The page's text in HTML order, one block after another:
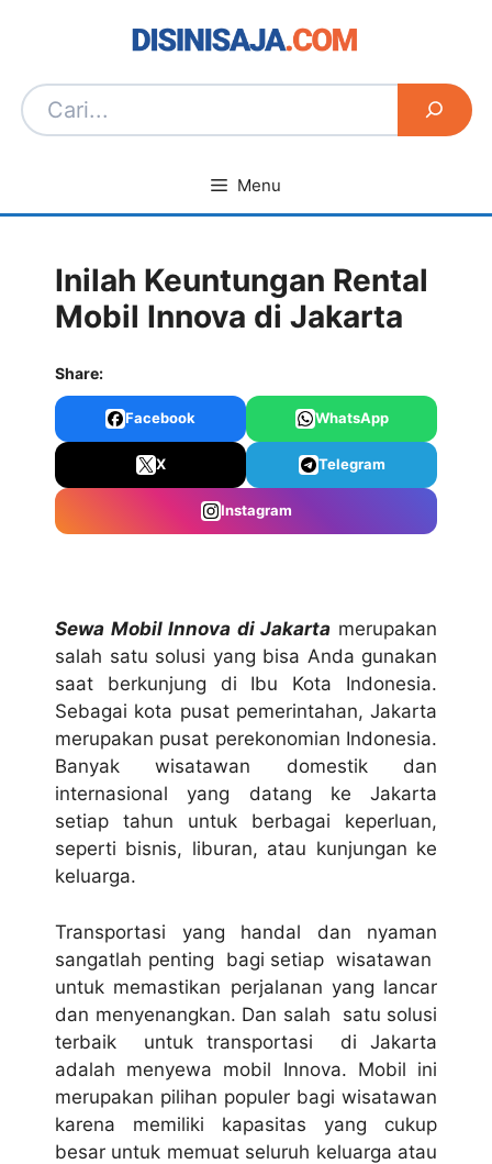
Menu
Inilah Keuntungan Rental
Mobil Innova di Jakarta
Share:
Facebook WhatsApp
X Telegram
Instagram
Sewa Mobil Innova di Jakarta merupakan
salah satu solusi yang bisa Anda gunakan
saat berkunjung di Ibu Kota Indonesia.
Sebagai kota pusat pemerintahan, Jakarta
merupakan pusat perekonomian Indonesia.
Banyak wisatawan domestik dan
internasional yang datang ke Jakarta
setiap tahun untuk berbagai keperluan,
seperti bisnis, liburan, atau kunjungan ke
keluarga.
Transportasi yang handal dan nyaman
sangatlah penting bagi setiap wisatawan
untuk memastikan perjalanan yang lancar
dan menyenangkan. Dan salah satu solusi
terbaik untuk transportasi di Jakarta
adalah menyewa mobil Innova. Mobil ini
merupakan pilihan populer bagi wisatawan
karena memiliki kapasitas yang cukup
besar untuk memuat seluruh keluarga atau